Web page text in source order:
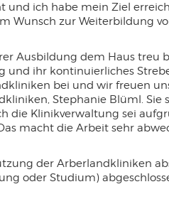
ich habe mein Ziel
Wunsch zur Weiterbildung
Ausbildung dem Haus treu
und ihr kontinuierliches
bei und wir freuen
Stephanie Blüml. Sie
die Klinikverwaltung sei
macht die Arbeit sehr
der Arberlandkliniken
oder Studium)